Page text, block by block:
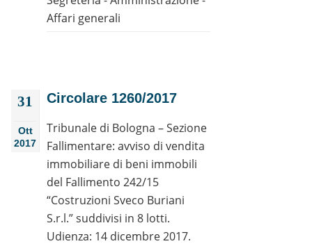
Affari generali
31
Ott
2017
Circolare 1260/2017
Tribunale di Bologna – Sezione
Fallimentare: avviso di vendita
immobiliare di beni immobili
del Fallimento 242/15
“Costruzioni Sveco Buriani
S.r.l.” suddivisi in 8 lotti.
Udienza: 14 dicembre 2017.